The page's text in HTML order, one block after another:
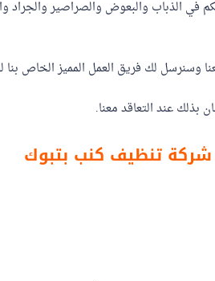
في الذباب والبعوض والصراصير والجراد
لك فريق العمل المميز الخاص بنا
عند التعاقد معنا.
شركة تنظيف كنب بتبوك